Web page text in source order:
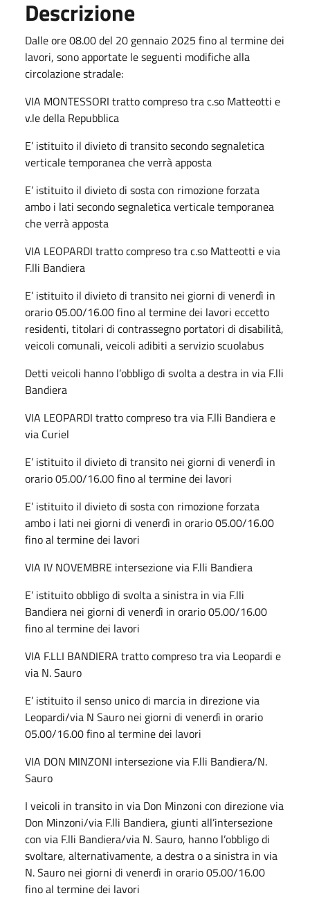
Descrizione
Dalle ore 08.00 del 20 gennaio 2025 fino al termine dei
lavori, sono apportate le seguenti modifiche alla
circolazione stradale:
VIA MONTESSORI tratto compreso tra c.so Matteotti e
v.le della Repubblica
E’ istituito il divieto di transito secondo segnaletica
verticale temporanea che verrà apposta
E’ istituito il divieto di sosta con rimozione forzata
ambo i lati secondo segnaletica verticale temporanea
che verrà apposta
VIA LEOPARDI tratto compreso tra c.so Matteotti e via
F.lli Bandiera
E’ istituito il divieto di transito nei giorni di venerdì in
orario 05.00/16.00 fino al termine dei lavori eccetto
residenti, titolari di contrassegno portatori di disabilità,
veicoli comunali, veicoli adibiti a servizio scuolabus
Detti veicoli hanno l’obbligo di svolta a destra in via F.lli
Bandiera
VIA LEOPARDI tratto compreso tra via F.lli Bandiera e
via Curiel
E’ istituito il divieto di transito nei giorni di venerdì in
orario 05.00/16.00 fino al termine dei lavori
E’ istituito il divieto di sosta con rimozione forzata
ambo i lati nei giorni di venerdì in orario 05.00/16.00
fino al termine dei lavori
VIA IV NOVEMBRE intersezione via F.lli Bandiera
E’ istituito obbligo di svolta a sinistra in via F.lli
Bandiera nei giorni di venerdì in orario 05.00/16.00
fino al termine dei lavori
VIA F.LLI BANDIERA tratto compreso tra via Leopardi e
via N. Sauro
E’ istituito il senso unico di marcia in direzione via
Leopardi/via N Sauro nei giorni di venerdì in orario
05.00/16.00 fino al termine dei lavori
VIA DON MINZONI intersezione via F.lli Bandiera/N.
Sauro
I veicoli in transito in via Don Minzoni con direzione via
Don Minzoni/via F.lli Bandiera, giunti all’intersezione
con via F.lli Bandiera/via N. Sauro, hanno l’obbligo di
svoltare, alternativamente, a destra o a sinistra in via
N. Sauro nei giorni di venerdì in orario 05.00/16.00
fino al termine dei lavori